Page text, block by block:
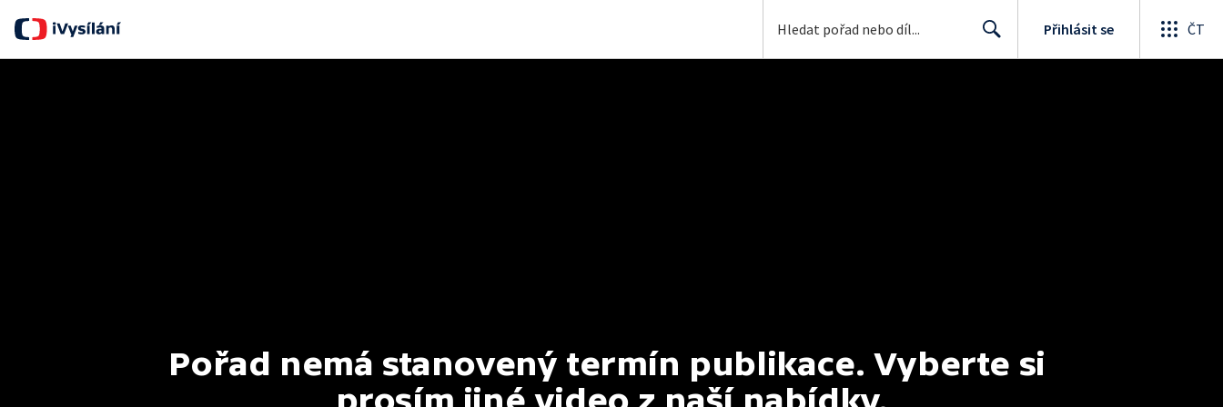
Přihlásit se ČT
Pořad nemá stanovený termín publikace. Vyberte si